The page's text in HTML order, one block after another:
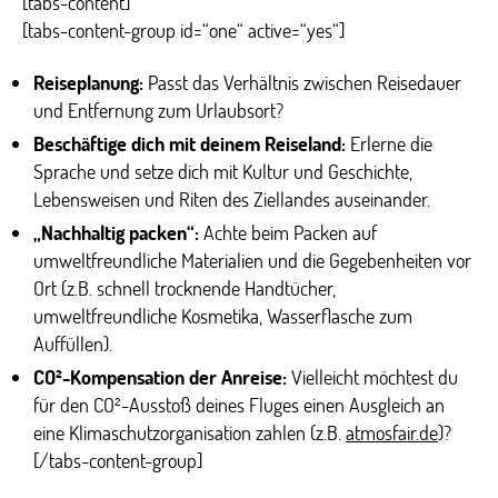
[tabs-content-group id=“one“ active=“yes“]
Reiseplanung: Passt das Verhältnis zwischen Reisedauer
und Entfernung zum Urlaubsort?
Beschäftige dich mit deinem Reiseland: Erlerne die
Sprache und setze dich mit Kultur und Geschichte,
Lebensweisen und Riten des Ziellandes auseinander.
„Nachhaltig packen“: Achte beim Packen auf
umweltfreundliche Materialien und die Gegebenheiten vor
Ort (z.B. schnell trocknende Handtücher,
umweltfreundliche Kosmetika, Wasserflasche zum
Auffüllen).
CO²-Kompensation der Anreise: Vielleicht möchtest du
für den CO²-Ausstoß deines Fluges einen Ausgleich an
eine Klimaschutzorganisation zahlen (z.B.atmosfair.de)?
[/tabs-content-group]